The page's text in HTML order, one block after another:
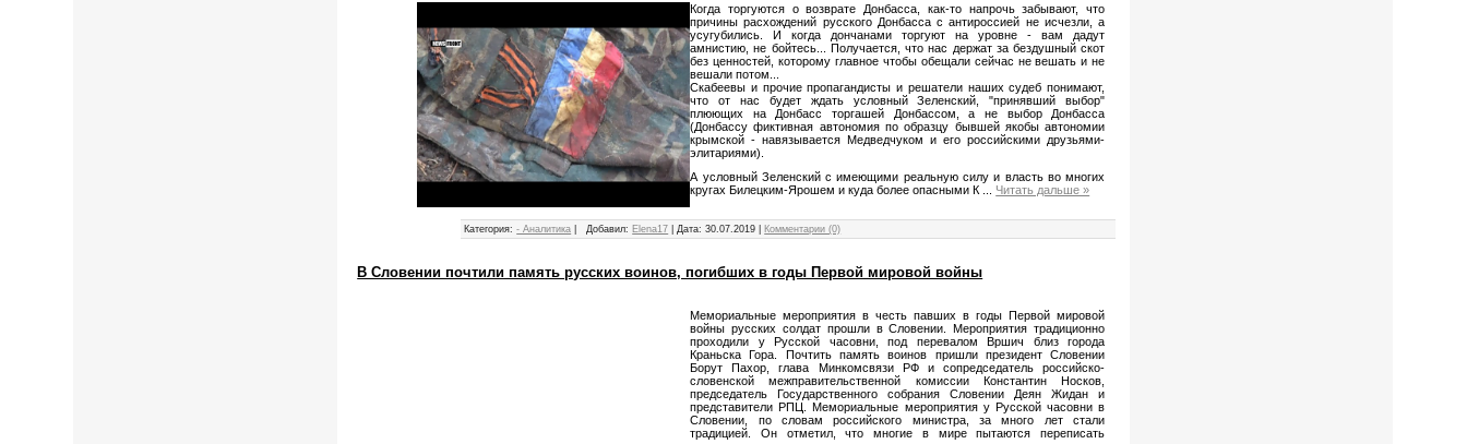
Когда торгуются о возврате Донбасса, как-то напрочь забывают, что
причины расхождений русского Донбасса с антироссией не исчезли, а
усугубились. И когда дончанами торгуют на уровне - вам дадут
амнистию, не бойтесь... Получается, что нас держат за бездушный скот
без ценностей, которому главное чтобы обещали сейчас не вешать и не
вешали потом...
Скабеевы и прочие пропагандисты и решатели наших судеб понимают,
что от нас будет ждать условный Зеленский, "принявший выбор"
плюющих на Донбасс торгашей Донбассом, а не выбор Донбасса
(Донбассу фиктивная автономия по образцу бывшей якобы автономии
крымской - навязывается Медведчуком и его российскими друзьями-
элитариями).
А условный Зеленский с имеющими реальную силу и власть во многих
кругах Билецким-Ярошем и куда более опасными К ... Читать дальше »
Категория: - Аналитика Добавил: Elena17 |Дата: 30.07.2019 Комментарии (0)
В Словении почтили память русских воинов, погибших в годы Первой мировой войны
Мемориальные мероприятия в честь павших в годы Первой мировой
войны русских солдат прошли в Словении. Мероприятия традиционно
проходили у Русской часовни, под перевалом Вршич близ города
Краньска Гора. Почтить память воинов пришли президент Словении
Борут Пахор, глава Минкомсвязи РФ и сопредседатель российско-
словенской межправительственной комиссии Константин Носков,
председатель Государственного собрания Словении Деян Жидан и
представители РПЦ. Мемориальные мероприятия у Русской часовни в
Словении, по словам российского министра, за много лет стали
традицией. Он отметил, что многие в мире пытаются переписать